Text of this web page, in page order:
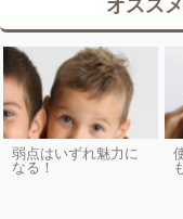
弱点はいずれ魅力に
なる！